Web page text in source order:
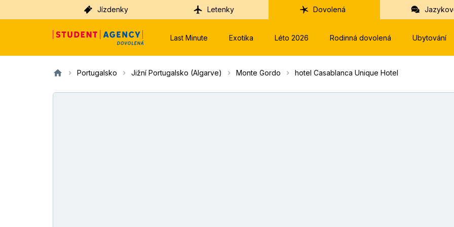
Jízdenky Letenky Dovolená
Last Minute Exotika Léto 2026 Rodinná dovolená Ubytování
Portugalsko Jižní Portugalsko (Algarve) Monte Gordo hotel Casablanca Unique Hotel